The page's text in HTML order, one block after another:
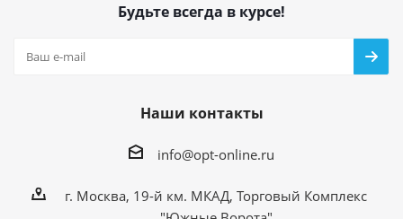
Будьте всегда в курсе!
Наши контакты
info@opt-online.ru
г. Москва, 19-й км. МКАД, Торговый Комплекс